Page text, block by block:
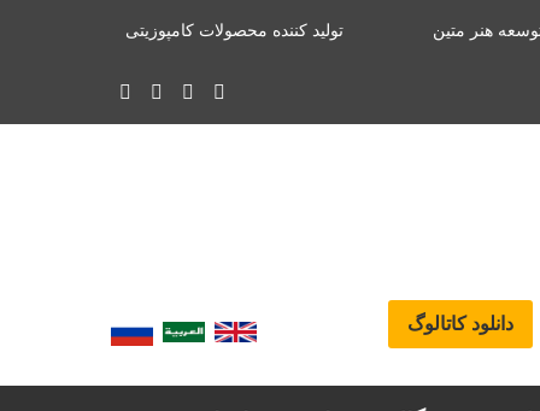
هنر متین تولید کننده محصولات کامپوزیتی
دانلود کاتالوگ